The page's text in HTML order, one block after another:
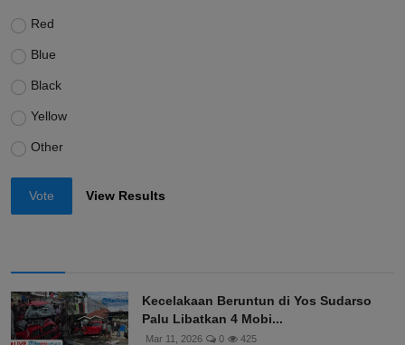
Red
Blue
Black
Yellow
Other
Vote View Results
Kecelakaan Beruntun di Yos Sudarso
Palu Libatkan 4 Mobi...
Mar 11, 2026 0 425